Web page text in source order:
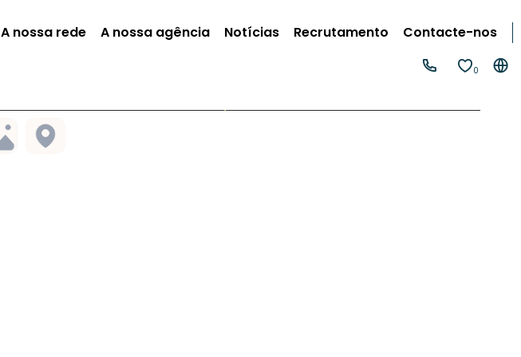
A nossa rede A nossa agência Notícias Recrutamento Contacte-nos
0